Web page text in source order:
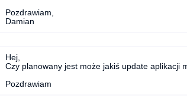
Pozdrawiam,
Damian
Hej,
Czy planowany jest może jakiś update aplikacji
Pozdrawiam